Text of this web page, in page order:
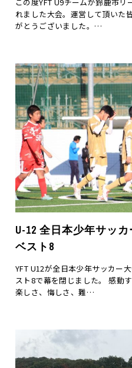
れました大会。運営して頂いた
がとうございました。…
U-12 全日本少年サッ
ベスト8
YFT U12が全日本少年サッカー
スト8で幕を閉じました。 感動
楽しさ、悔しさ、難…